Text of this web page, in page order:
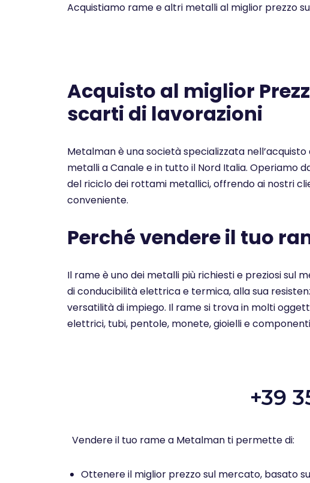
Acquistiamo rame e altri metalli al miglior prezzo
Acquisto al miglior
scarti di lavorazioni
Metalman è una società specializzata
metalli a Canale e in tutto il Nord Italia. Operiamo
del riciclo dei rottami metallici, offrendo ai nostri
conveniente.
Perché vendere il tuo
Il rame è uno dei metalli più richiesti e preziosi sul
di conducibilità elettrica e termica, alla sua
versatilità di impiego. Il rame si trova in molti
elettrici, tubi, pentole, monete, gioielli e
+39
Vendere il tuo rame a Metalman ti permette di:
Ottenere il miglior prezzo sul mercato, basato